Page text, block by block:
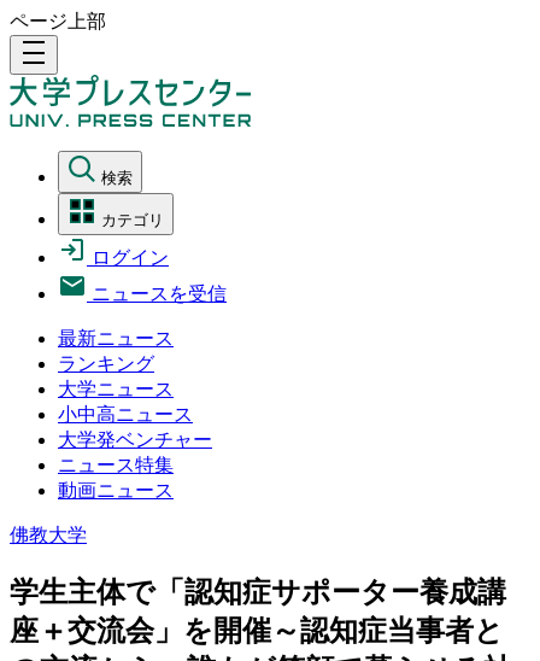
ページ上部
density_medium
検索
カテゴリ
ログイン
ニュースを受信
最新ニュース
ランキング
大学ニュース
小中高ニュース
大学発ベンチャー
ニュース特集
動画ニュース
佛教大学
学生主体で「認知症サポーター養成講
座＋交流会」を開催～認知症当事者と